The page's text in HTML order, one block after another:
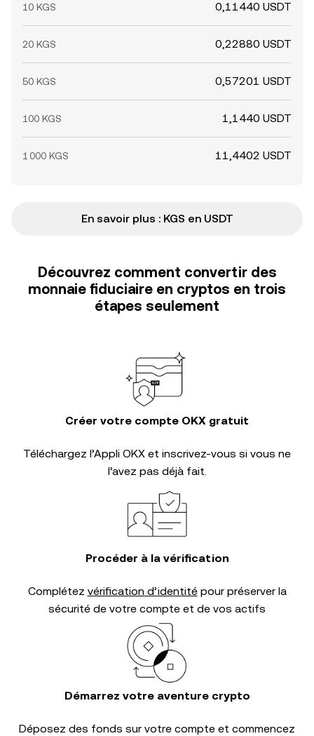
10 KGS 0,11440 USDT
20 KGS 0,22880 USDT
50 KGS 0,57201 USDT
100 KGS 1,1440 USDT
1 000 KGS 11,4402 USDT
En savoir plus : KGS en USDT
Découvrez comment convertir des
monnaie fiduciaire en cryptos en trois
étapes seulement
Créer votre compte OKX gratuit
Téléchargez l’Appli OKX et inscrivez-vous si vous ne
l’avez pas déjà fait.
Procéder à la vérification
Complétez vérification d’identitépour préserver la
sécurité de votre compte et de vos actifs
Démarrez votre aventure crypto
Déposez des fonds sur votre compte et commencez